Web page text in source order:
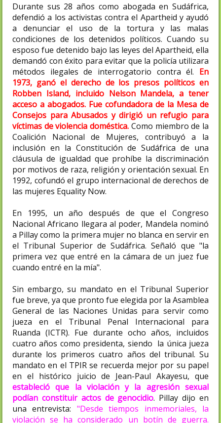
Durante sus 28 años como abogada en Sudáfrica,
defendió a los activistas contra el Apartheid y ayudó
a denunciar el uso de la tortura y las malas
condiciones de los detenidos políticos. Cuando su
esposo fue detenido bajo las leyes del Apartheid, ella
demandó con éxito para evitar que la policía utilizara
métodos ilegales de interrogatorio contra él. En
1973, ganó el derecho de los presos políticos en
Robben Island, incluido Nelson Mandela, a tener
acceso a abogados. Fue cofundadora de la Mesa de
Consejos para Abusados ​​y dirigió un refugio para
víctimas de violencia doméstica. Como miembro de la
Coalición Nacional de Mujeres, contribuyó a la
inclusión en la Constitución de Sudáfrica de una
cláusula de igualdad que prohíbe la discriminación
por motivos de raza, religión y orientación sexual. En
1992, cofundó el grupo internacional de derechos de
las mujeres Equality Now.
En 1995, un año después de que el Congreso
Nacional Africano llegara al poder, Mandela nominó
a Pillay como la primera mujer no blanca en servir en
el Tribunal Superior de Sudáfrica. Señaló que "la
primera vez que entré en la cámara de un juez fue
cuando entré en la mía".
Sin embargo, su mandato en el Tribunal Superior
fue breve, ya que pronto fue elegida por la Asamblea
General de las Naciones Unidas para servir como
jueza en el Tribunal Penal Internacional para
Ruanda (ICTR). Fue durante ocho años, incluidos
cuatro años como presidenta, siendo la única jueza
durante los primeros cuatro años del tribunal. Su
mandato en el TPIR se recuerda mejor por su papel
en el histórico juicio de Jean-Paul Akayesu, que
estableció que la violación y la agresión sexual
podían constituir actos de genocidio. Pillay dijo en
una entrevista: "Desde tiempos inmemoriales, la
violación se ha considerado un botín de guerra.